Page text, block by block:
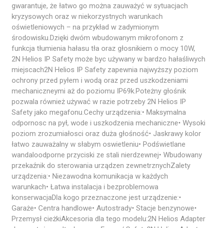
gwarantuje, że łatwo go można zauważyć w sytuacjach
kryzysowych oraz w niekorzystnych warunkach
oświetleniowych – na przykład w zadymionym
środowisku.Dzięki dwóm wbudowanym mikrofonom z
funkcja tłumienia hałasu tła oraz głosnikiem o mocy 10W,
2N Helios IP Safety może byc używany w bardzo hałaśliwych
miejscach2N Helios IP Safety zapewnia najwyższy poziom
ochrony przed pyłem i wodą oraz przed uszkodzeniami
mechaniczneymi aż do poziomu IP69k.Poteżny głośnik
pozwala również używać w razie potrzeby 2N Helios IP
Safety jako megafonu.Cechy urządzenia:• Maksymalna
odpornosc na pył, wode i uszkodzenia mechaniczne• Wysoki
poziom zrozumiałosci oraz duża głośność• Jaskrawy kolor
łatwo zauważalny w słabym oswietleniu• Podświetlane
wandaloodporne przyciski ze stali nierdzewnej• Wbudowany
przekaźnik do sterowania urządzen zewnetrznychZalety
urządzenia:• Niezawodna komunikacja w każdych
warunkach• Łatwa instalacja i bezproblemowa
konserwacjaDla kogo przeznaczone jest urządzenie:•
Garaże• Centra handlowe• Autostrady• Stacje benzynowe•
Przemysł cieżkiAkcesoria dla tego modelu:2N Helios Adapter